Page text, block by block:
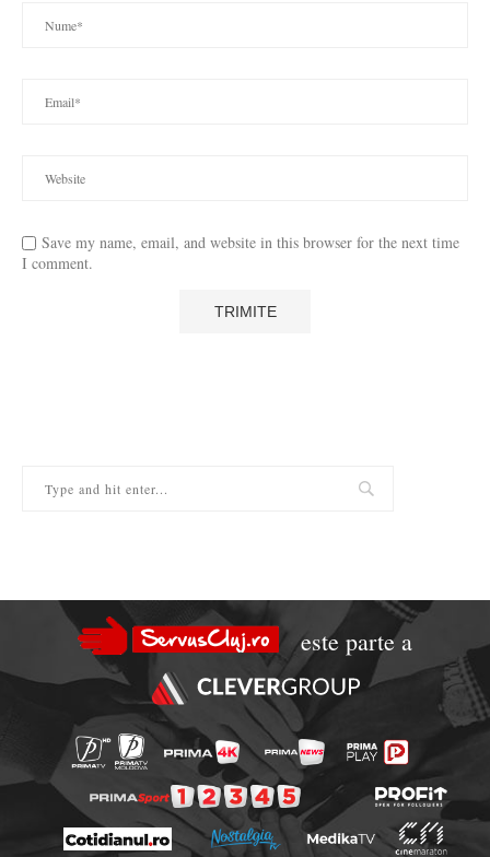
Save my name, email, and website in this browser for the next time
I comment.
este parte a